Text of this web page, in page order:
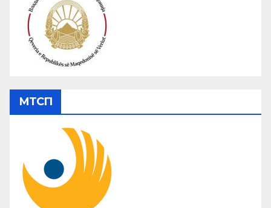
МТСП